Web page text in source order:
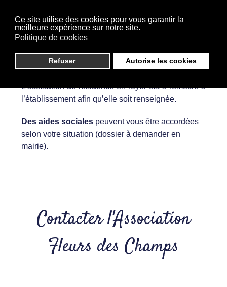
Ce site utilise des cookies pour vous garantir la
meilleure expérience sur notre site.
Politique de cookies
Refuser Autorise les cookies
est évalué en fonction du niveau de ressources de
la personne âgée, du coût d’hébergement de
personnalisée au logement est à demander auprès
L’attestation de résidence en foyer est à remettre à
l’établissement afin qu’elle soit renseignée.
Des aides sociales peuvent vous être accordées
selon votre situation (dossier à demander en
mairie).
Contacter l'Association
Fleurs des Champs